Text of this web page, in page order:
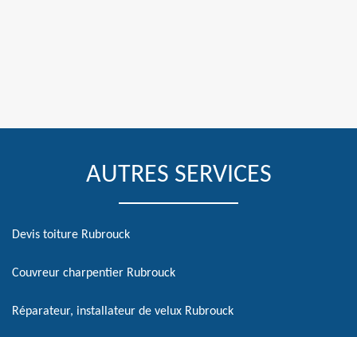
AUTRES SERVICES
Devis toiture Rubrouck
Couvreur charpentier Rubrouck
Réparateur, installateur de velux Rubrouck